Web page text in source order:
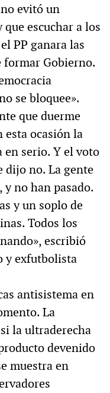
evitó un
escuchar a los
PP ganara las
formar Gobierno.
se bloquee».
que duerme
esta ocasión la
en serio. Y el voto
dijo no. La gente
y no han pasado.
y un soplo de
Todos los
escribió
y exfutbolista
antisistema en
La
la ultraderecha
devenido
muestra en